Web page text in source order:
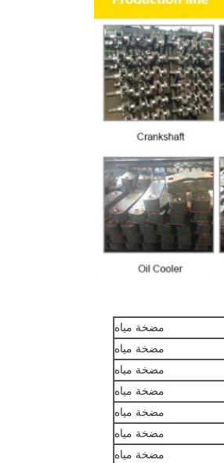
مضخة مياه
مضخة مياه
مضخة مياه
مضخة مياه
مضخة مياه
مضخة مياه
مضخة مياه